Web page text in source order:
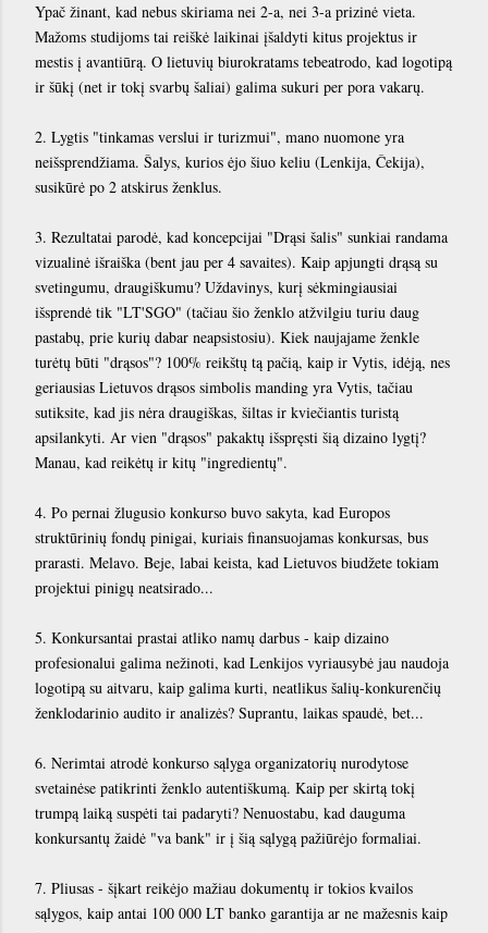
Ypač žinant, kad nebus skiriama nei 2-a, nei 3-a prizinė vieta.
Mažoms studijoms tai reiškė laikinai įšaldyti kitus projektus ir
mestis į avantiūrą. O lietuvių biurokratams tebeatrodo, kad logotipą
ir šūkį (net ir tokį svarbų šaliai) galima sukuri per pora vakarų.
2. Lygtis "tinkamas verslui ir turizmui", mano nuomone yra
neišsprendžiama. Šalys, kurios ėjo šiuo keliu (Lenkija, Čekija),
susikūrė po 2 atskirus ženklus.
3. Rezultatai parodė, kad koncepcijai "Drąsi šalis" sunkiai randama
vizualinė išraiška (bent jau per 4 savaites). Kaip apjungti drąsą su
svetingumu, draugiškumu? Uždavinys, kurį sėkmingiausiai
išsprendė tik "LT'SGO" (tačiau šio ženklo atžvilgiu turiu daug
pastabų, prie kurių dabar neapsistosiu). Kiek naujajame ženkle
turėtų būti "drąsos"? 100% reikštų tą pačią, kaip ir Vytis, idėją, nes
geriausias Lietuvos drąsos simbolis manding yra Vytis, tačiau
sutiksite, kad jis nėra draugiškas, šiltas ir kviečiantis turistą
apsilankyti. Ar vien "drąsos" pakaktų išspręsti šią dizaino lygtį?
Manau, kad reikėtų ir kitų "ingredientų".
4. Po pernai žlugusio konkurso buvo sakyta, kad Europos
struktūrinių fondų pinigai, kuriais finansuojamas konkursas, bus
prarasti. Melavo. Beje, labai keista, kad Lietuvos biudžete tokiam
projektui pinigų neatsirado...
5. Konkursantai prastai atliko namų darbus - kaip dizaino
profesionalui galima nežinoti, kad Lenkijos vyriausybė jau naudoja
logotipą su aitvaru, kaip galima kurti, neatlikus šalių-konkurenčių
ženklodarinio audito ir analizės? Suprantu, laikas spaudė, bet...
6. Nerimtai atrodė konkurso sąlyga organizatorių nurodytose
svetainėse patikrinti ženklo autentiškumą. Kaip per skirtą tokį
trumpą laiką suspėti tai padaryti? Nenuostabu, kad dauguma
konkursantų žaidė "va bank" ir į šią sąlygą pažiūrėjo formaliai.
7. Pliusas - šįkart reikėjo mažiau dokumentų ir tokios kvailos
sąlygos, kaip antai 100 000 LT banko garantija ar ne mažesnis kaip